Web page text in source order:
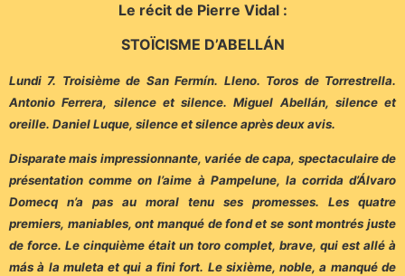
Le récit de Pierre Vidal :
STOÏCISME D’ABELLÁN
Lundi 7. Troisième de San Fermín. Lleno. Toros de Torrestrella.
Antonio Ferrera, silence et silence. Miguel Abellán, silence et
oreille. Daniel Luque, silence et silence après deux avis.
Disparate mais impressionnante, variée de capa, spectaculaire de
présentation comme on l’aime à Pampelune, la corrida d’Álvaro
Domecq n’a pas au moral tenu ses promesses. Les quatre
premiers, maniables, ont manqué de fond et se sont montrés juste
de force. Le cinquième était un toro complet, brave, qui est allé à
más à la muleta et qui a fini fort. Le sixième, noble, a manqué de